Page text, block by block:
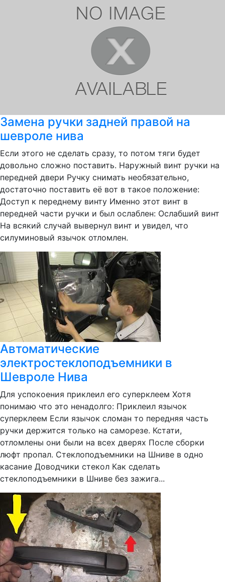
Замена ручки задней правой на
шевроле нива
Если этого не сделать сразу, то потом тяги будет
довольно сложно поставить. Наружный винт ручки на
передней двери Ручку снимать необязательно,
достаточно поставить её вот в такое положение:
Доступ к переднему винту Именно этот винт в
передней части ручки и был ослаблен: Ослабший винт
На всякий случай вывернул винт и увидел, что
силуминовый язычок отломлен.
Автоматические
электростеклоподъемники в
Шевроле Нива
Для успокоения приклеил его суперклеем Хотя
понимаю что это ненадолго: Приклеил язычок
суперклеем Если язычок сломан то передняя часть
ручки держится только на саморезе. Кстати,
отломлены они были на всех дверях После сборки
люфт пропал. Стеклоподъемники на Шниве в одно
касание Доводчики стекол Как сделать
стеклоподъемники в Шниве без зажига...